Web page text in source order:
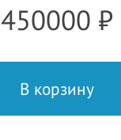
450000 ₽
В корзину